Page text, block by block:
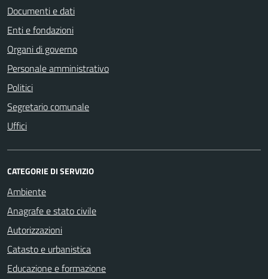
Documenti e dati
Enti e fondazioni
Organi di governo
Personale amministrativo
Politici
Segretario comunale
Uffici
CATEGORIE DI SERVIZIO
Ambiente
Anagrafe e stato civile
Autorizzazioni
Catasto e urbanistica
Educazione e formazione